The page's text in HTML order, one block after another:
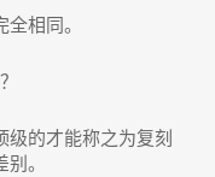
相同。
级的才能称之为复刻
。